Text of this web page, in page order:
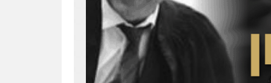
ויקי שמואל – משרד עו"ד
משפט פלילי
0528959600